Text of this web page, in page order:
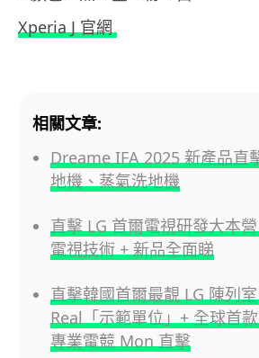
Xperia J 官網
相關文章:
Dreame IFA 2025 新產品直
地機、蒸氣洗地機
直擊 LG 首爾電視研發大本
電視技術 + 新品全面睇
直擊韓國首爾最靚 LG 陳列
Real「示範單位」+ 全球首
專業電競 Mon 直擊